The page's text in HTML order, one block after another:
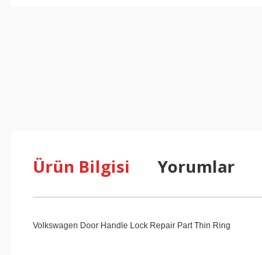
Ürün Bilgisi Yorumlar
Volkswagen Door Handle Lock Repair Part Thin Ring